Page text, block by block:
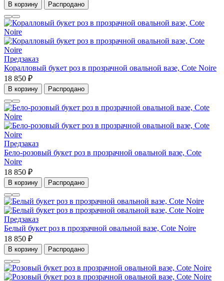
В корзину Распродано
Предзаказ
Коралловый букет роз в прозрачной овальной вазе, Cote Noire
18 850 ₽
В корзину Распродано
Предзаказ
Бело-розовый букет роз в прозрачной овальной вазе, Cote
Noire
18 850 ₽
В корзину Распродано
Предзаказ
Белый букет роз в прозрачной овальной вазе, Cote Noire
18 850 ₽
В корзину Распродано